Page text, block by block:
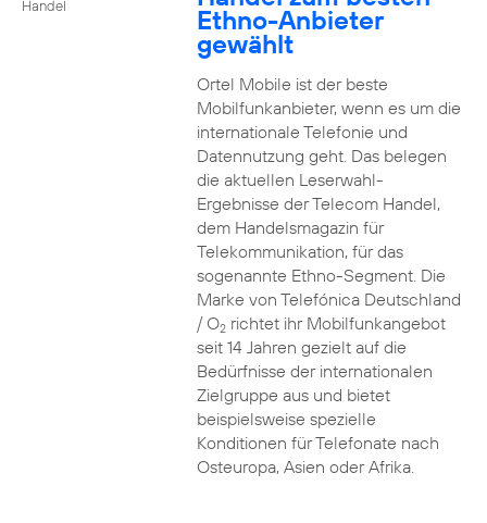
Handel
Ethno-Anbieter
gewählt
Ortel Mobile ist der beste
Mobilfunkanbieter, wenn es um die
internationale Telefonie und
Datennutzung geht. Das belegen
die aktuellen Leserwahl-
Ergebnisse der Telecom Handel,
dem Handelsmagazin für
Telekommunikation, für das
sogenannte Ethno-Segment. Die
Marke von Telefónica Deutschland
/ O2richtet ihr Mobilfunkangebot
seit 14 Jahren gezielt auf die
Bedürfnisse der internationalen
Zielgruppe aus und bietet
beispielsweise spezielle
Konditionen für Telefonate nach
Osteuropa, Asien oder Afrika.